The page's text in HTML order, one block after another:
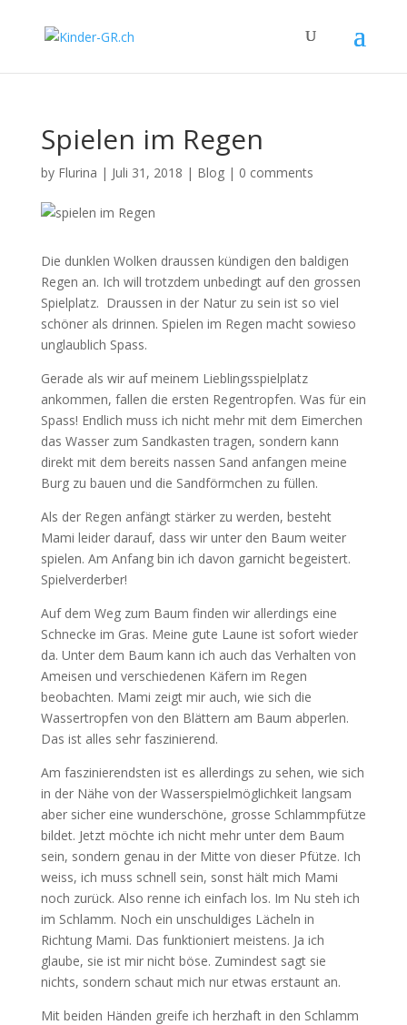
Spielen im Regen
by Flurina | Juli 31, 2018 | Blog| 0 comments
Die dunklen Wolken draussen kündigen den baldigen
Regen an. Ich will trotzdem unbedingt auf den grossen
Spielplatz. Draussen in der Natur zu sein ist so viel
schöner als drinnen. Spielen im Regen macht sowieso
unglaublich Spass.
Gerade als wir auf meinem Lieblingsspielplatz
ankommen, fallen die ersten Regentropfen. Was für ein
Spass! Endlich muss ich nicht mehr mit dem Eimerchen
das Wasser zum Sandkasten tragen, sondern kann
direkt mit dem bereits nassen Sand anfangen meine
Burg zu bauen und die Sandförmchen zu füllen.
Als der Regen anfängt stärker zu werden, besteht
Mami leider darauf, dass wir unter den Baum weiter
spielen. Am Anfang bin ich davon garnicht begeistert.
Spielverderber!
Auf dem Weg zum Baum finden wir allerdings eine
Schnecke im Gras. Meine gute Laune ist sofort wieder
da. Unter dem Baum kann ich auch das Verhalten von
Ameisen und verschiedenen Käfern im Regen
beobachten. Mami zeigt mir auch, wie sich die
Wassertropfen von den Blättern am Baum abperlen.
Das ist alles sehr faszinierend.
Am faszinierendsten ist es allerdings zu sehen, wie sich
in der Nähe von der Wasserspielmöglichkeit langsam
aber sicher eine wunderschöne, grosse Schlammpfütze
bildet. Jetzt möchte ich nicht mehr unter dem Baum
sein, sondern genau in der Mitte von dieser Pfütze. Ich
weiss, ich muss schnell sein, sonst hält mich Mami
noch zurück. Also renne ich einfach los. Im Nu steh ich
im Schlamm. Noch ein unschuldiges Lächeln in
Richtung Mami. Das funktioniert meistens. Ja ich
glaube, sie ist mir nicht böse. Zumindest sagt sie
nichts, sondern schaut mich nur etwas erstaunt an.
Mit beiden Händen greife ich herzhaft in den Schlamm